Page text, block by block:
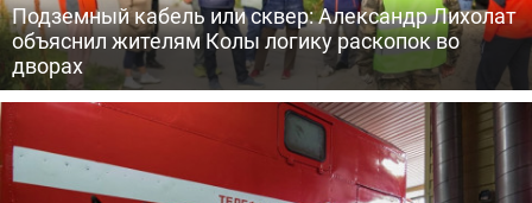
Подземный кабель или сквер: Александр Лихолат
объяснил жителям Колы логику раскопок во
дворах